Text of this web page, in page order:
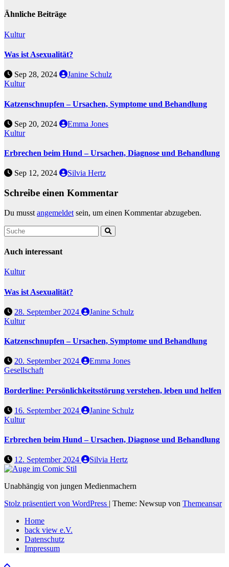
Ähnliche Beiträge
Kultur
Was ist Asexualität?
Sep 28, 2024
Janine Schulz
Kultur
Katzenschnupfen – Ursachen, Symptome und Behandlung
Sep 20, 2024
Emma Jones
Kultur
Erbrechen beim Hund – Ursachen, Diagnose und Behandlung
Sep 12, 2024 Silvia Hertz
Schreibe einen Kommentar
Du musst angemeldet sein, um einen Kommentar abzugeben.
Auch interessant
Kultur
Was ist Asexualität?
28. September 2024
Janine Schulz
Kultur
Katzenschnupfen – Ursachen, Symptome und Behandlung
20. September 2024
Emma Jones
Gesellschaft
Borderline: Persönlichkeitsstörung verstehen, leben und helfen
16. September 2024
Janine Schulz
Kultur
Erbrechen beim Hund – Ursachen, Diagnose und Behandlung
12. September 2024 Silvia Hertz
Unabhängig von jungen Medienmachern
Stolz präsentiert von WordPress | Theme: Newsup von Themeansar
Home
back view e.V.
Datenschutz
Impressum